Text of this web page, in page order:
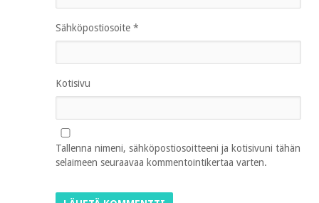
Sähköpostiosoite *
Kotisivu
Tallenna nimeni, sähköpostiosoitteeni ja kotisivuni tähän
selaimeen seuraavaa kommentointikertaa varten.